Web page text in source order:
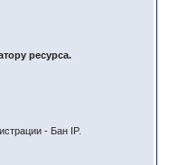
ресурса.
- Бан IP.